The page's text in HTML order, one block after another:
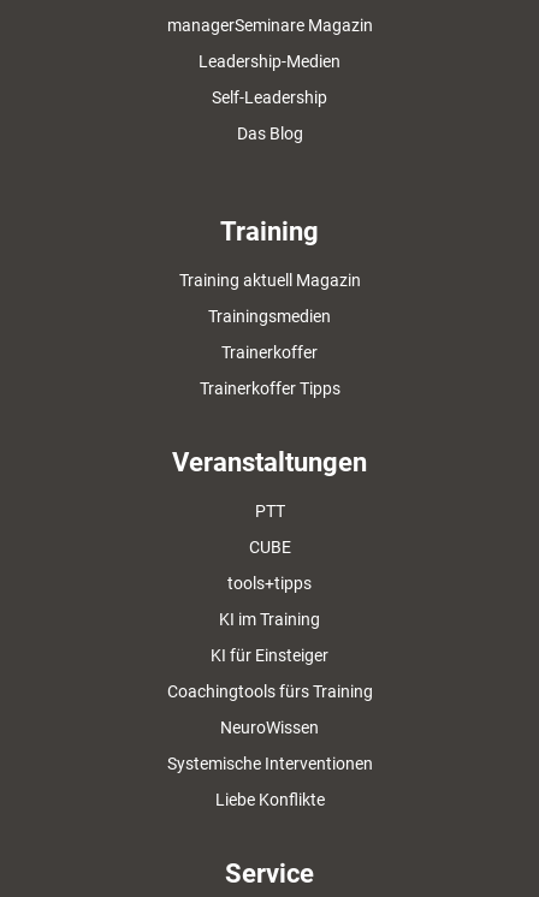
managerSeminare Magazin
Leadership-Medien
Self-Leadership
Das Blog
Training
Training aktuell Magazin
Trainingsmedien
Trainerkoffer
Trainerkoffer Tipps
Veranstaltungen
PTT
CUBE
tools+tipps
KI im Training
KI für Einsteiger
Coachingtools fürs Training
NeuroWissen
Systemische Interventionen
Liebe Konflikte
Service